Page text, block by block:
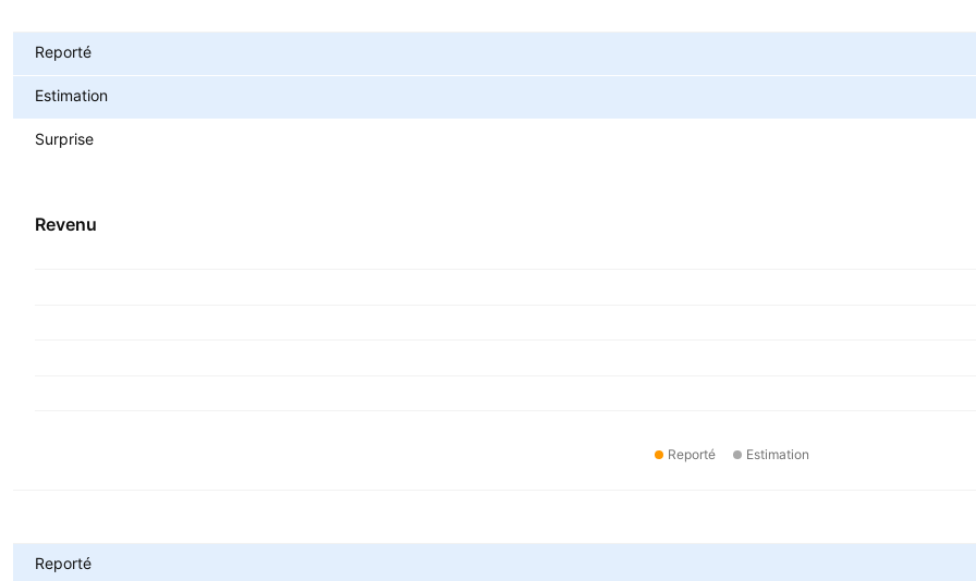
Reporté
Estimation
Surprise
Revenu
Reporté Estimation
Reporté